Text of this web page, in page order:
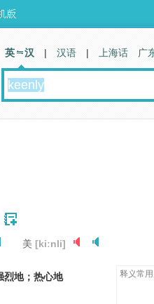
美 [kiːnli]
烈地；热心地 释义常
英 汉 | 汉语 | 上海话 广